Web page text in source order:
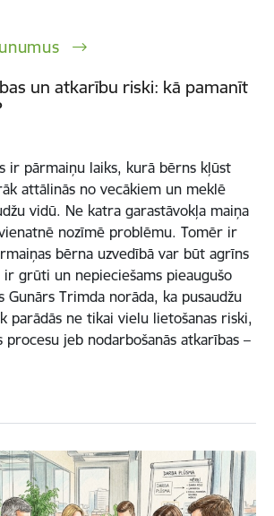
un atkarību riski: kā pamanīt
ir pārmaiņu laiks, kurā bērns kļūst
attālinās no vecākiem un meklē
vidū. Ne katra garastāvokļa maiņa
nozīmē problēmu. Tomēr ir
bērna uzvedībā var būt agrīns
ir grūti un nepieciešams pieaugušo
Gunārs Trimda norāda, ka pusaudžu
parādās ne tikai vielu lietošanas riski,
procesu jeb nodarbošanās atkarības –